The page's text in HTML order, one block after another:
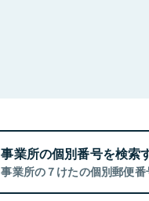
事業所の個別番号を検索
事業所の７けたの個別郵便番